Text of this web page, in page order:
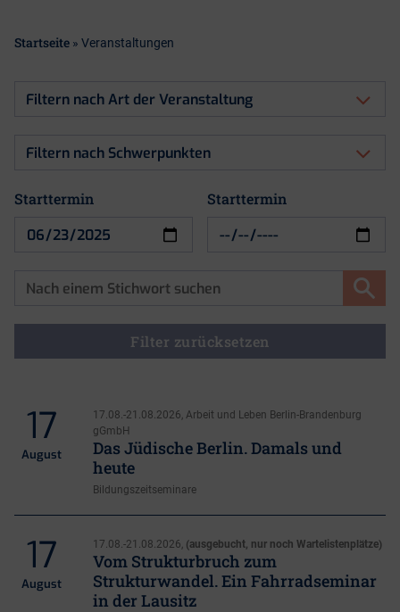
Startseite » Veranstaltungen
Filtern
der
Filtern
Starttermin Starttermin
Starttermin
Filter zurücksetzen
17
August
17.08.-21.08.2026, Arbeit und Leben Berlin-Brandenburg
gGmbH
Das Jüdische Berlin. Damals und
heute
Bildungszeitseminare
17
August
17.08.-21.08.2026, (ausgebucht, nur noch Wartelistenplätze)
Vom Strukturbruch zum
Strukturwandel. Ein Fahrradseminar
in der Lausitz